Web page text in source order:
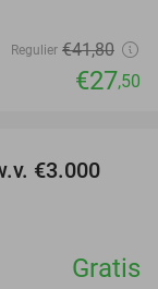
Regulier €41,80
€27,50
€3.000
Gratis